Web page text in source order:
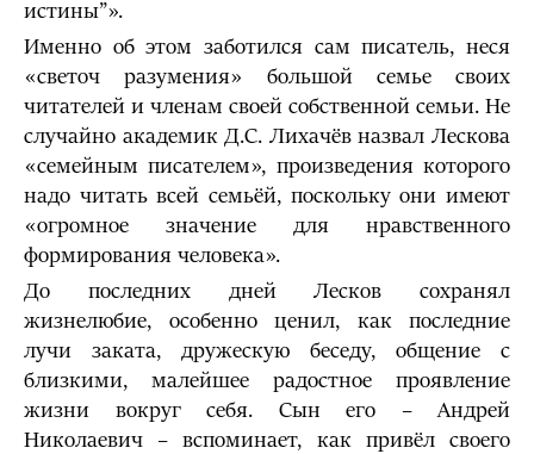
истины”».
Именно об этом заботился сам писатель, неся
«светоч разумения» большой семье своих
читателей и членам своей собственной семьи. Не
случайно академик Д.С. Лихачёв назвал Лескова
«семейным писателем», произведения которого
надо читать всей семьёй, поскольку они имеют
«огромное значение для нравственного
формирования человека».
До последних дней Лесков сохранял
жизнелюбие, особенно ценил, как последние
лучи заката, дружескую беседу, общение с
близкими, малейшее радостное проявление
жизни вокруг себя. Сын его – Андрей
Николаевич – вспоминает, как привёл своего